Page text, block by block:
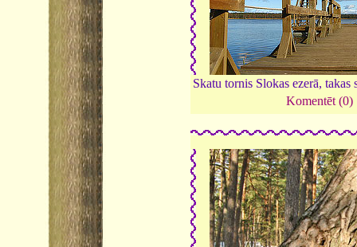
Skatu tornis Slokas ezerā, takas
Komentēt (0)